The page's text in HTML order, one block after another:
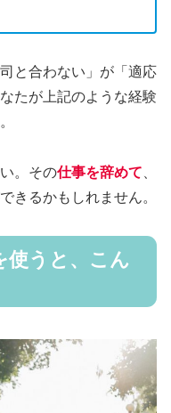
と合わない」が「適応
たが上記のような経験
。その仕事を辞めて
きるかもしれません。
使うと、こん